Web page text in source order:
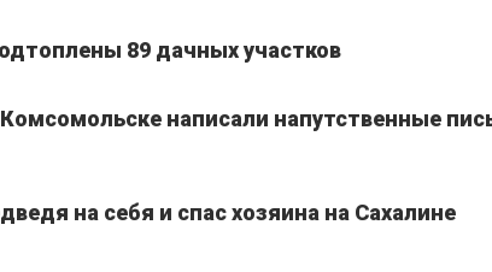
89 дачных участков
написали напутственные
на себя и спас хозяина на Сахалине